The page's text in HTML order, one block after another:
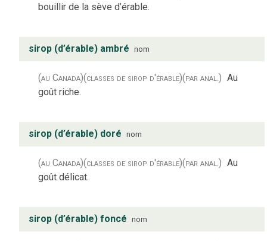
bouillir de la sève d’érable.
sirop (d’érable) ambré nom
(au Canada)(classes de sirop d'érable)(par anal.) Au
goût riche.
sirop (d’érable) doré nom
(au Canada)(classes de sirop d'érable)(par anal.) Au
goût délicat.
sirop (d’érable) foncé nom